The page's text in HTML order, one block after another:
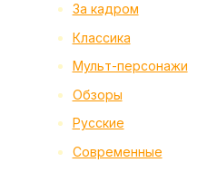
За кадром
Классика
Мульт-персонажи
Обзоры
Русские
Современные